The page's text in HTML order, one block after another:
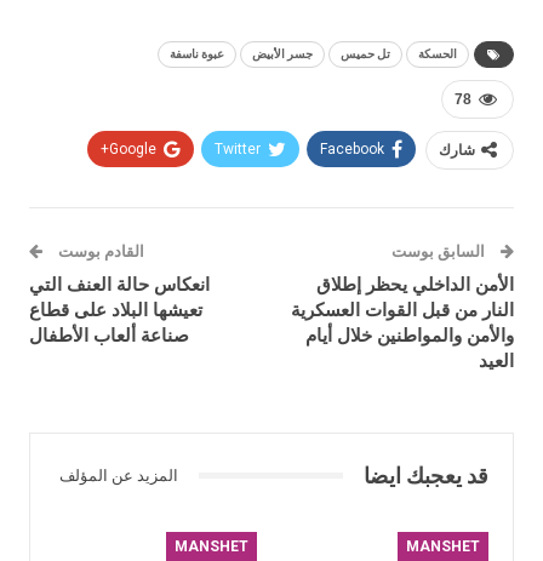
الحسكة تل حميس جسر الأبيض عبوة ناسفة
78
شارك Facebook
Twitter
Google+
السابق بوست
الأمن الداخلي يحظر إطلاق
النار من قبل القوات العسكرية
والأمن والمواطنين خلال أيام
العيد
القادم بوست
انعكاس حالة العنف التي
تعيشها البلاد على قطاع
صناعة ألعاب الأطفال
قد يعجبك ايضا المزيد عن المؤلف
MANSHET
MANSHET